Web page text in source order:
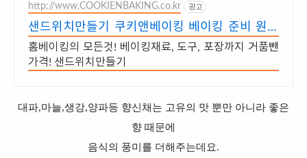
http://www.COOKIENBAKING.co.kr 광고
샌드위치만들기 쿠키앤베이킹 베이킹 준비 원스
톱으로 끝!
홈베이킹의 모든것! 베이킹재료, 도구, 포장까지 거품뺀
가격! 샌드위치만들기
대파,마늘,생강,양파등 향신채는 고유의 맛 뿐만 아니라 좋은
향 때문에
음식의 풍미를 더해주는데요.